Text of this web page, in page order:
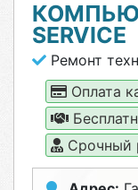
SERVICE
Ремонт
Оплата
Срочный